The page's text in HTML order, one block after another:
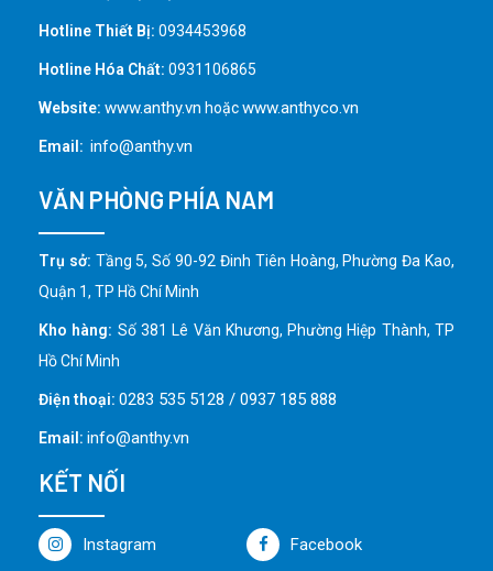
Hotline Thiết Bị: 0934453968
Hotline Hóa Chất: 0931106865
Website: www.anthy.vn hoặcwww.anthyco.vn
Email: info@anthy.vn
VĂN PHÒNG PHÍA NAM
Trụ sở: Tầng 5, Số 90-92 Đinh Tiên Hoàng, Phường Đa Kao,
Quận 1, TP Hồ Chí Minh
Kho hàng: Số 381 Lê Văn Khương, Phường Hiệp Thành, TP
Hồ Chí Minh
Điện thoại: 0283 535 5128 / 0937 185 888
Email: info@anthy.vn
KẾT NỐI
Instagram Facebook